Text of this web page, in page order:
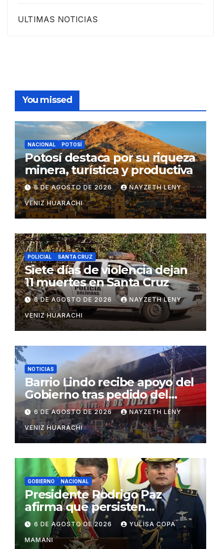
ULTIMAS NOTICIAS
You missed
NACIONAL POTOSÍ
Potosí destaca por su riqueza
minera, turística y productiva
6 DE AGOSTO DE 2026 NAYZETH LENY
VENIZ HUARACHI
POLICIAL SANTA CRUZ
Siete días de violencia dejan
11 muertes en Santa Cruz
6 DE AGOSTO DE 2026 NAYZETH LENY
VENIZ HUARACHI
NOTICIAS
Barrio Lindo recibe apoyo del
Gobierno tras pedido del
vicepresidente Lara
6 DE AGOSTO DE 2026 NAYZETH LENY
VENIZ HUARACHI
GOBIERNO NACIONAL
Presidente Rodrigo Paz
afirma que persisten
amenazas contra la
estabilidad del país
6 DE AGOSTO DE 2026 YULISA COPA
MAMANI